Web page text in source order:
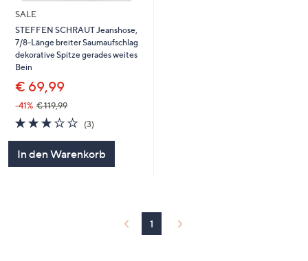
SALE
STEFFEN SCHRAUT Jeanshose,
7/8-Länge breiter Saumaufschlag
dekorative Spitze gerades weites
Bein
€ 69,99
-41% € 119,99
2.7
von
(3)3
In den Warenkorb
1